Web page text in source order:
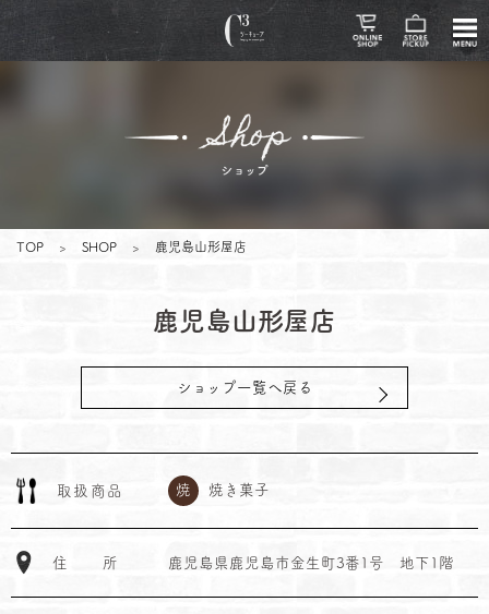
TOP > SHOP > 鹿児島山形屋店
鹿児島山形屋店
ショップ一覧へ戻る
取 扱 商 品 焼 焼き菓子
住 所 鹿児島県鹿児島市金生町3番1号 地下1階